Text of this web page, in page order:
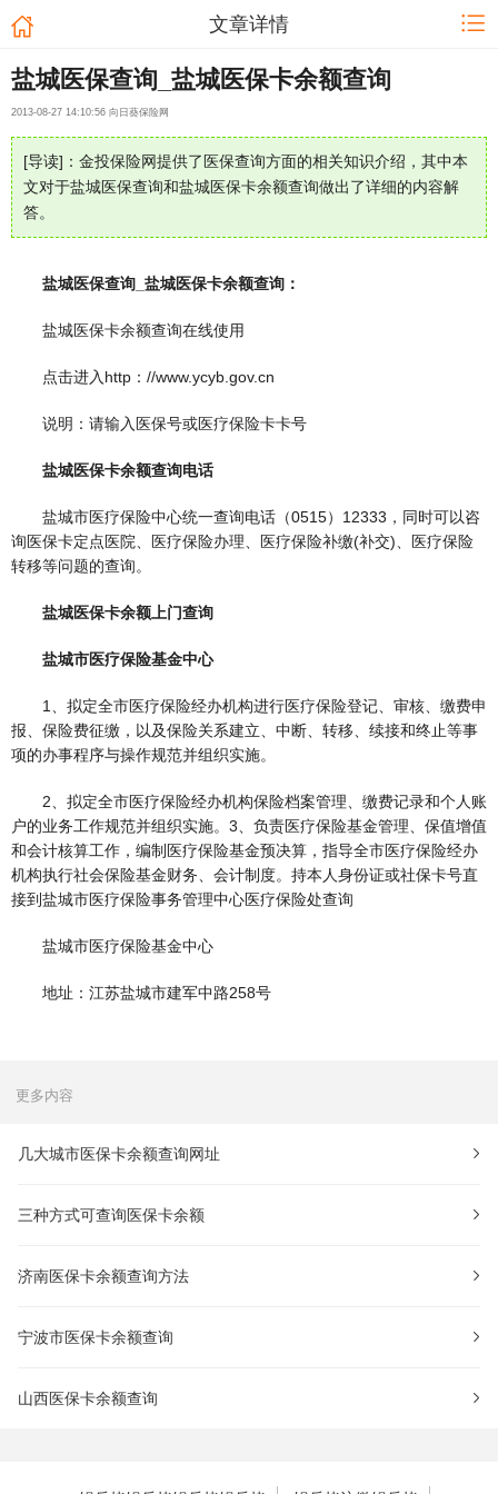
文章详情
盐城医保查询_盐城医保卡余额查询
2013-08-27 14:10:56 向日葵保险网
[导读]：金投保险网提供了医保查询方面的相关知识介绍，其中本
文对于盐城医保查询和盐城医保卡余额查询做出了详细的内容解
答。
盐城医保查询_盐城医保卡余额查询：
盐城医保卡余额查询在线使用
点击进入http：//www.ycyb.gov.cn
说明：请输入医保号或医疗保险卡卡号
盐城医保卡余额查询电话
盐城市医疗保险中心统一查询电话（0515）12333，同时可以咨
询医保卡定点医院、医疗保险办理、医疗保险补缴(补交)、医疗保险
转移等问题的查询。
盐城医保卡余额上门查询
盐城市医疗保险基金中心
1、拟定全市医疗保险经办机构进行医疗保险登记、审核、缴费申
报、保险费征缴，以及保险关系建立、中断、转移、续接和终止等事
项的办事程序与操作规范并组织实施。
2、拟定全市医疗保险经办机构保险档案管理、缴费记录和个人账
户的业务工作规范并组织实施。3、负责医疗保险基金管理、保值增值
和会计核算工作，编制医疗保险基金预决算，指导全市医疗保险经办
机构执行社会保险基金财务、会计制度。持本人身份证或社保卡号直
接到盐城市医疗保险事务管理中心医疗保险处查询
盐城市医疗保险基金中心
地址：江苏盐城市建军中路258号
更多内容
几大城市医保卡余额查询网址
三种方式可查询医保卡余额
济南医保卡余额查询方法
宁波市医保卡余额查询
山西医保卡余额查询